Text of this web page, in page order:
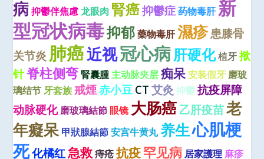
病 抑鬱伴焦慮 龙眼肉 腎癌抑鬱症 药物毒肝 新
型冠状病毒抑郁 藥物毒肝濕疹患膝骨
关节炎 肺癌近视冠心病肝硬化植牙 揿
针脊柱侧弯 腎囊腫主动脉夹层 痴呆安装假牙 磨玻
璃结节 牙套族 戒煙赤小豆CT 艾灸 抑鬱 抗疫屏障
动脉硬化 磨玻璃結節 眼镜 大肠癌乙肝疫苗老
年癡呆 甲狀腺結節 安宫牛黄丸养生心肌梗
死化橘红急救 痔疮 抗疫罕见病 居家護理 麻疹